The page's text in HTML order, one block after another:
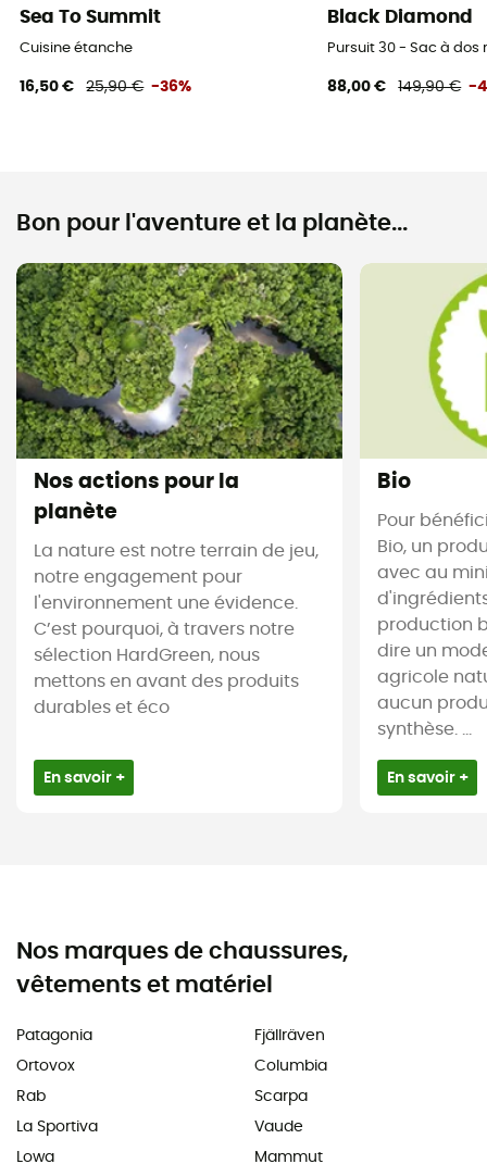
Sea To Summit
Cuisine étanche
16,50 € 25,90 € -36%
Black Diamond
Pursuit 30 - Sac à
88,00 € 149,90 € -
Bon pour l'aventure et la planète...
Nos actions pour la
planète
La nature est notre terrain de jeu,
notre engagement pour
l'environnement une évidence.
C’est pourquoi, à travers notre
sélection HardGreen, nous
mettons en avant des produits
durables et éco
En savoir +
Bio
Pour
Bio, un
avec au
production
dire un
agricole
aucun
synthèse. ...
En savoir +
Nos marques de chaussures,
vêtements et matériel
Patagonia
Ortovox
Rab
La Sportiva
Lowa
Fjällräven
Columbia
Scarpa
Vaude
Mammut